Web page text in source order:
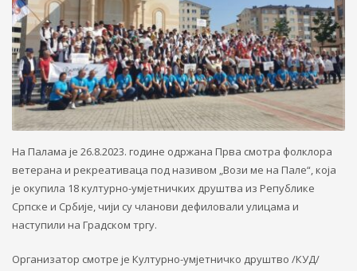
На Палама је 26.8.2023. године одржана Прва смотра фолклора
ветерана и рекреативаца под називом „Вози ме на Пале“, која
је окупила 18 културно-умјетничких друштва из Републике
Српске и Србије, чији су чланови дефиловали улицама и
наступили на Градском тргу.
Организатор смотре је Културно-умјетничко друштво /КУД/